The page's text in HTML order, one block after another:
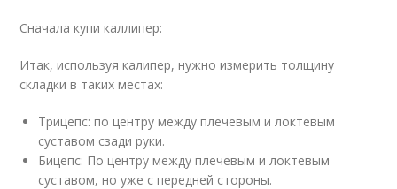
Сначала купи каллипер:
Итак, используя калипер, нужно измерить толщину
складки в таких местах:
Трицепс: по центру между плечевым и локтевым
суставом сзади руки.
Бицепс: По центру между плечевым и локтевым
суставом, но уже с передней стороны.